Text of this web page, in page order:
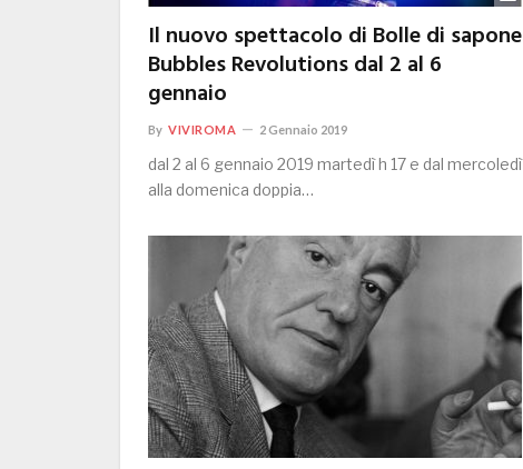
Il nuovo spettacolo di Bolle di sapone
Bubbles Revolutions dal 2 al 6
gennaio
By VIVIROMA 2 Gennaio 2019
dal 2 al 6 gennaio 2019 martedì h 17 e dal mercoledì
alla domenica doppia…